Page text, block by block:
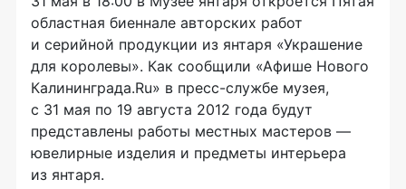
областная биеннале авторских работ
и серийной продукции из янтаря «Украшение
для королевы». Как сообщили «Афише Нового
Калининграда.Ru» в пресс-службе музея,
с 31 мая по 19 августа 2012 года будут
представлены работы местных мастеров —
ювелирные изделия и предметы интерьера
из янтаря.